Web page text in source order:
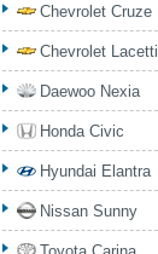
Chevrolet Cruze
Chevrolet Lacetti
Daewoo Nexia
Honda Civic
Hyundai Elantra
Nissan Sunny